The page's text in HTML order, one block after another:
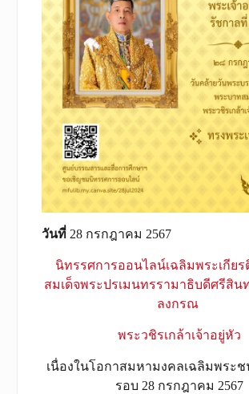
วันที่28 กรกฎาคม 2567
นิทรรศการออนไลน์เฉลิมพระเกีย
สมเด็จพระปรเมนทรรามาธิบดีศรีสิน
ลงกรณ ​
พระวชิรเกล้าเจ้าอยู่หัว
เนื่องในโอกาสมหามงคลเฉลิมพระ
รอบ 28 กรกฎาคม 2567